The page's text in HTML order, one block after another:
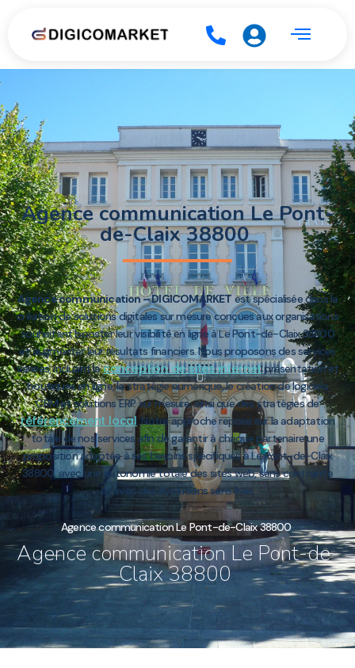
Agence communication Le Pont-
de-Claix 38800
Agence communication – DIGICOMARKET est spécialisée dans la
création de solutions digitales sur mesure conçues aux organisations
souhaitant booster leur visibilité en ligne à Le Pont-de-Claix 38800
et augmenter leur résultats financiers. Nous proposons des services
variées, incluant laconception de sites internetprésentation et
boutiques en ligne, la stratégie numérique, le création de logiciels
CRM et solutions ERP sur mesure, ainsi que des stratégies de
référencement local . Notre approche repose sur la adaptation
totale de nos services afin de garantir à chaque partenaire une
proposition adaptée à ses besoins spécifiques à Le Pont-de-Claix
38800, avec une autonomie totale des sites web, sans contrainte
et avec des évolutions sans frais.
Agence communication Le Pont-de-Claix 38800
Agence communication Le Pont-de-
Claix 38800